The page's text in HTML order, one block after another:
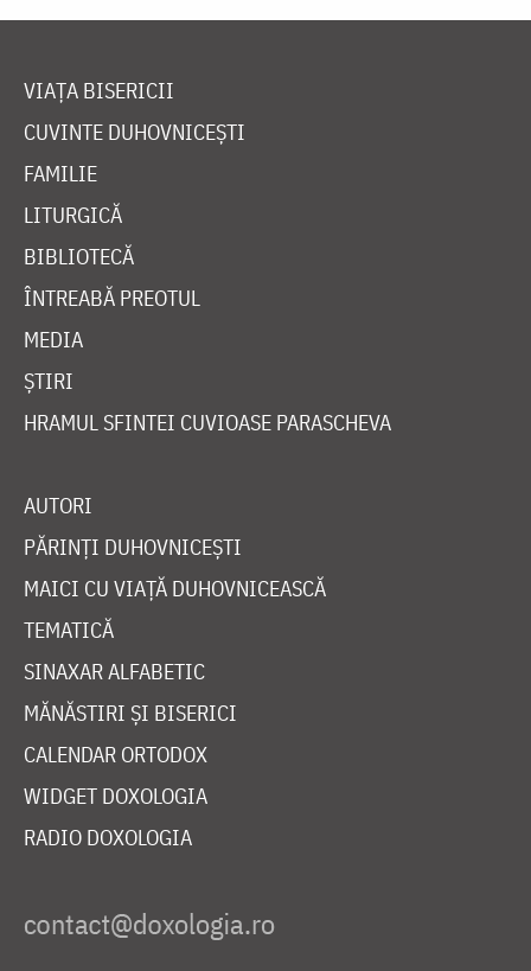
VIAȚA BISERICII
CUVINTE DUHOVNICEȘTI
FAMILIE
LITURGICĂ
BIBLIOTECĂ
ÎNTREABĂ PREOTUL
MEDIA
ȘTIRI
HRAMUL SFINTEI CUVIOASE PARASCHEVA
AUTORI
PĂRINȚI DUHOVNICEȘTI
MAICI CU VIAȚĂ DUHOVNICEASCĂ
TEMATICĂ
SINAXAR ALFABETIC
MĂNĂSTIRI ȘI BISERICI
CALENDAR ORTODOX
WIDGET DOXOLOGIA
RADIO DOXOLOGIA